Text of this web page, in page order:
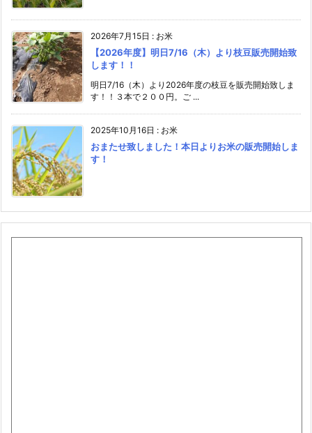
2026年7月15日 : お米
【2026年度】明日7/16（木）より枝豆販売開始致
します！！
明日7/16（木）より2026年度の枝豆を販売開始致しま
す！！３本で２００円。ご ...
2025年10月16日 : お米
おまたせ致しました！本日よりお米の販売開始しま
す！